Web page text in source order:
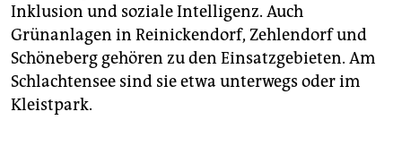
Inklusion und soziale Intelligenz. Auch
Grünanlagen in Reinickendorf, Zehlendorf und
Schöneberg gehören zu den Einsatzgebieten. Am
Schlachtensee sind sie etwa unterwegs oder im
Kleistpark.